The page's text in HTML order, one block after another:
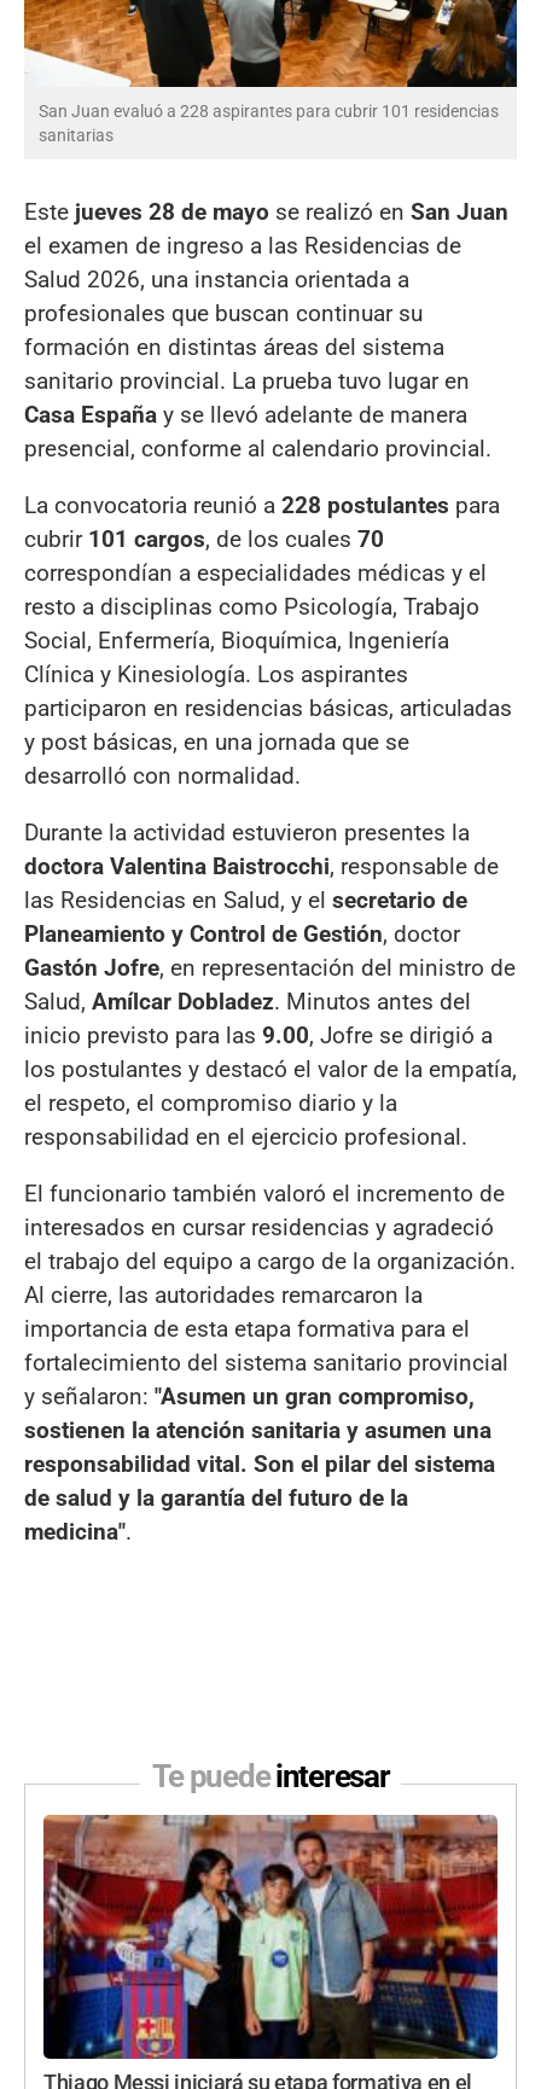
San Juan evaluó a 228 aspirantes para cubrir 101 residencias
sanitarias
Este jueves 28 de mayo se realizó en San Juan
el examen de ingreso a las Residencias de
Salud 2026, una instancia orientada a
profesionales que buscan continuar su
formación en distintas áreas del sistema
sanitario provincial. La prueba tuvo lugar en
Casa España y se llevó adelante de manera
presencial, conforme al calendario provincial.
La convocatoria reunió a 228 postulantes para
cubrir 101 cargos, de los cuales 70
correspondían a especialidades médicas y el
resto a disciplinas como Psicología, Trabajo
Social, Enfermería, Bioquímica, Ingeniería
Clínica y Kinesiología. Los aspirantes
participaron en residencias básicas, articuladas
y post básicas, en una jornada que se
desarrolló con normalidad.
Durante la actividad estuvieron presentes la
doctora Valentina Baistrocchi, responsable de
las Residencias en Salud, y el secretario de
Planeamiento y Control de Gestión, doctor
Gastón Jofre, en representación del ministro de
Salud, Amílcar Dobladez. Minutos antes del
inicio previsto para las 9.00, Jofre se dirigió a
los postulantes y destacó el valor de la empatía,
el respeto, el compromiso diario y la
responsabilidad en el ejercicio profesional.
El funcionario también valoró el incremento de
interesados en cursar residencias y agradeció
el trabajo del equipo a cargo de la organización.
Al cierre, las autoridades remarcaron la
importancia de esta etapa formativa para el
fortalecimiento del sistema sanitario provincial
y señalaron: "Asumen un gran compromiso,
sostienen la atención sanitaria y asumen una
responsabilidad vital. Son el pilar del sistema
de salud y la garantía del futuro de la
medicina".
Te puedeinteresar
Thiago Messi iniciará su etapa formativa en el